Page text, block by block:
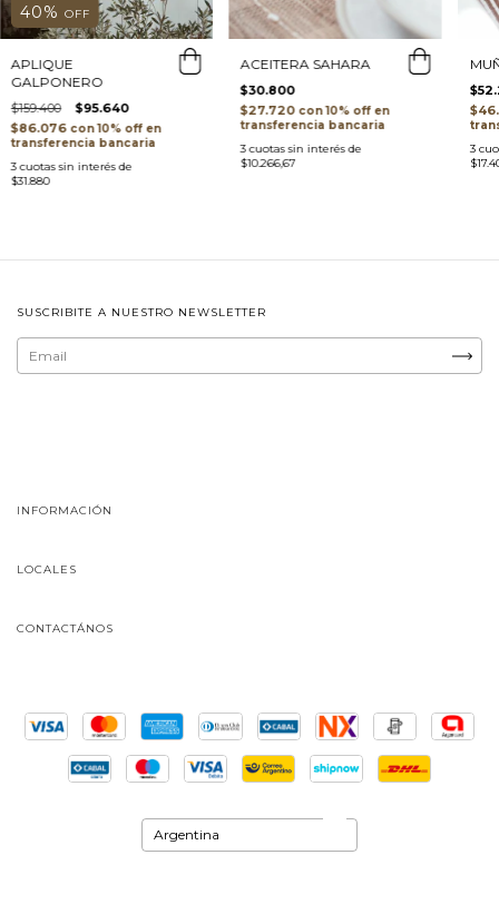
40% OFF
APLIQUE
GALPONERO
$159.400
$95.640
$86.076 con
transferencia bancaria
3 cuotas sin interés de
$31.880
ACEITERA SAHARA
$30.800
$27.720 con
transferencia bancaria
3 cuotas sin interés de
$10.266,67
3
SUSCRIBITE A NUESTRO NEWSLETTER
INFORMACIÓN
LOCALES
CONTACTÁNOS